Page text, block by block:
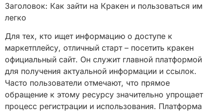
Заголовок: Как зайти на Кракен и пользоваться им
легко
Для тех, кто ищет информацию о доступе к
маркетплейсу, отличный старт – посетить кракен
официальный сайт. Он служит главной платформой
для получения актуальной информации и ссылок.
Часто пользователи отмечают, что прямое
обращение к этому ресурсу значительно упрощает
процесс регистрации и использования. Платформа